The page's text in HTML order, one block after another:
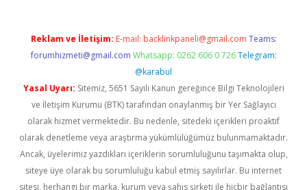
Reklam ve İletişim: E-mail: backlinkpaneli@gmail.com Teams:
forumhizmeti@gmail.com Whatsapp: 0262 606 0 726 Telegram:
@karabul
Yasal Uyarı: Sitemiz, 5651 Sayılı Kanun gereğince Bilgi Teknolojileri
ve İletişim Kurumu (BTK) tarafından onaylanmış bir Yer Sağlayıcı
olarak hizmet vermektedir. Bu nedenle, sitedeki içerikleri proaktif
olarak denetleme veya araştırma yükümlülüğümüz bulunmamaktadır.
Ancak, üyelerimiz yazdıkları içeriklerin sorumluluğunu taşımakta olup,
siteye üye olarak bu sorumluluğu kabul etmiş sayılırlar. Bu internet
sitesi, herhangi bir marka, kurum veya şahıs şirketi ile hiçbir bağlantısı